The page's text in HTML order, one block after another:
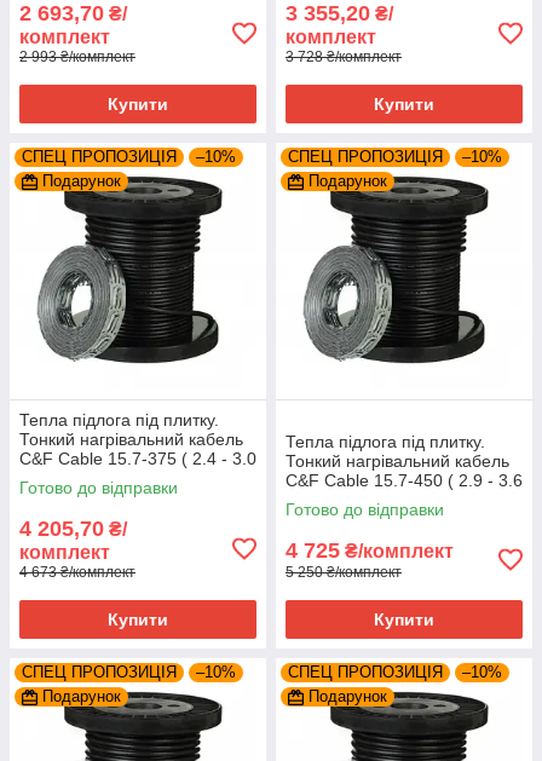
2 693,70 ₴/
комплект
2 993 ₴/комплект
Купити
3 355,20 ₴/
комплект
3 728 ₴/комплект
Купити
СПЕЦ ПРОПОЗИЦІЯ
–10%
Подарунок
Тепла підлога під плитку.
Тонкий нагрівальний кабель
C&F Cable 15.7-375 ( 2.4 - 3.0
м²)
Готово до відправки
4 205,70 ₴/
комплект
4 673 ₴/комплект
Купити
СПЕЦ ПРОПОЗИЦІЯ
–10%
Подарунок
Тепла підлога під плитку.
Тонкий нагрівальний кабель
C&F Cable 15.7-450 ( 2.9 - 3.6
м² )
Готово до відправки
4 725 ₴/комплект
5 250 ₴/комплект
Купити
СПЕЦ ПРОПОЗИЦІЯ
–10%
Подарунок
СПЕЦ ПРОПОЗИЦІЯ
–10%
Подарунок